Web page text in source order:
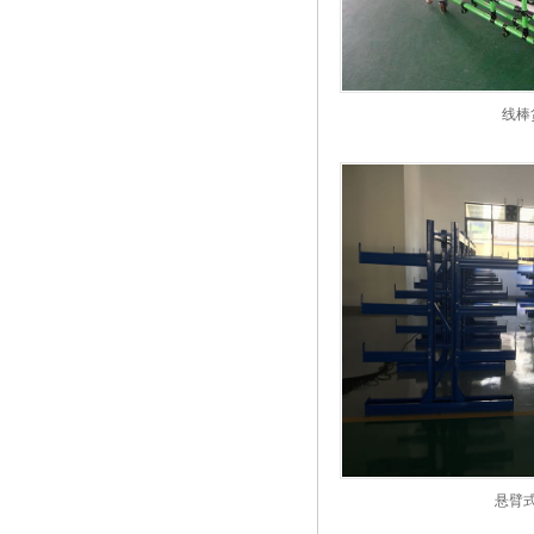
线棒
悬臂